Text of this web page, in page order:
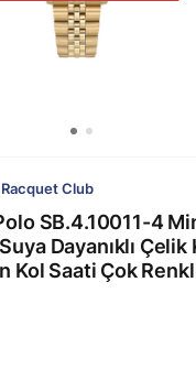
Club
SB.4.10011-4
Dayanıklı Çelik
Kol Saati Çok